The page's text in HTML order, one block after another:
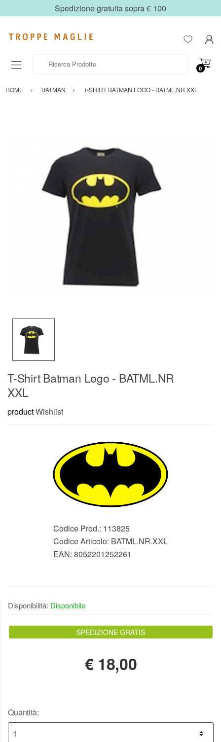
Spedizione gratuita sopra € 100
0
HOME BATMAN T-SHIRT BATMAN LOGO - BATML.NR XXL
T-Shirt Batman Logo - BATML.NR
XXL
productWishlist
Codice Prod.: 113825
Codice Articolo: BATML.NR.XXL
EAN: 8052201252261
Disponibilità: Disponibile
SPEDIZIONE GRATIS
€ 18,00
Quantità: